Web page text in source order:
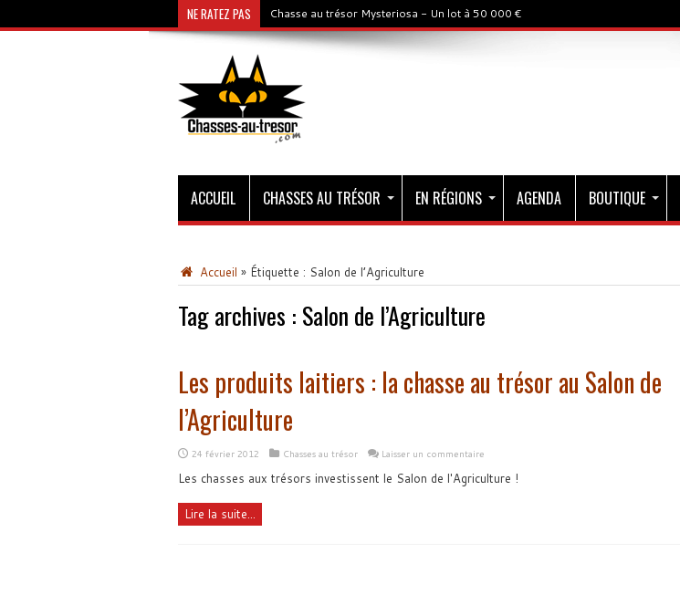
NE RATEZ PAS Chasse au trésor Mysteriosa - Un lot à 50 000 €
ACCUEIL CHASSES AU TRÉSOR EN RÉGIONS AGENDA BOUTIQUE
Accueil » Étiquette : Salon de l’Agriculture
Tag archives : Salon de l’Agriculture
Les produits laitiers : la chasse au trésor au Salon de
l’Agriculture
24 février 2012 Chasses au trésor Laisser un commentaire
Les chasses aux trésors investissent le Salon de l'Agriculture !
Lire la suite...